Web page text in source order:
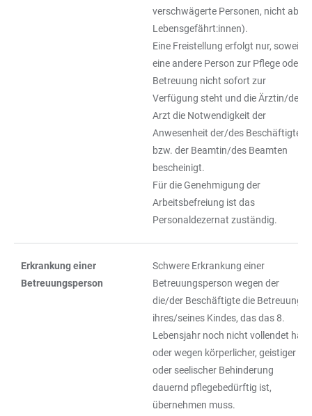
verschwägerte Personen, nicht aber
Lebensgefährt:innen).
Eine Freistellung erfolgt nur, soweit
eine andere Person zur Pflege oder
Betreuung nicht sofort zur
Verfügung steht und die Ärztin/der
Arzt die Notwendigkeit der
Anwesenheit der/des Beschäftigten
bzw. der Beamtin/des Beamten
bescheinigt.
Für die Genehmigung der
Arbeitsbefreiung ist das
Personaldezernat zuständig.
Erkrankung einer
Betreuungsperson
Schwere Erkrankung einer
Betreuungsperson wegen der
die/der Beschäftigte die Betreuung
ihres/seines Kindes, das das 8.
Lebensjahr noch nicht vollendet hat
oder wegen körperlicher, geistiger
oder seelischer Behinderung
dauernd pflegebedürftig ist,
übernehmen muss.